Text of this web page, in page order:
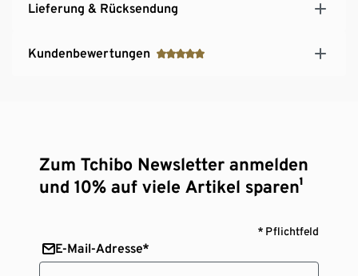
Lieferung & Rücksendung
Kundenbewertungen
Zum Tchibo Newsletter anmelden
und 10% auf viele Artikel sparen¹
* Pflichtfeld
E-Mail-Adresse*